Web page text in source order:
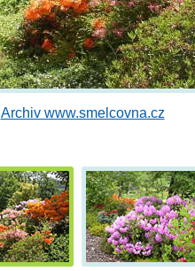
Archiv www.smelcovna.cz